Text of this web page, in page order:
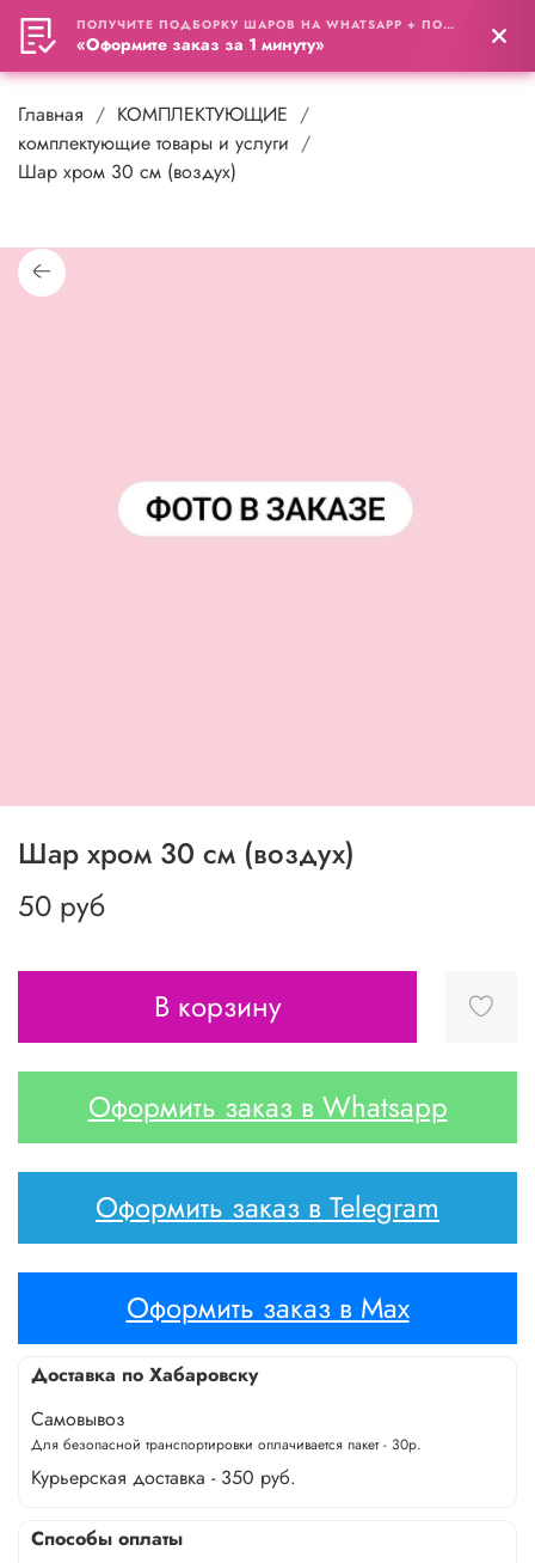
0
Главная
КОМПЛЕКТУЮЩИЕ
комплектующие товары и услуги
Шар хром 30 см (воздух)
Шар хром 30 см (воздух)
50 руб
В корзину
Оформить заказ в Whatsapp
Оформить заказ в Telegram
Оформить заказ в Max
Доставка по Хабаровску
Самовывоз
Для безопасной транспортировки оплачивается пакет - 30р.
Курьерская доставка - 350 руб.
Способы оплаты
ПОЛУЧИТЕ ПОДБОРКУ ШАРОВ НА WHATSAPP + ПОДАРОК
«Оформите заказ за 1 минуту»